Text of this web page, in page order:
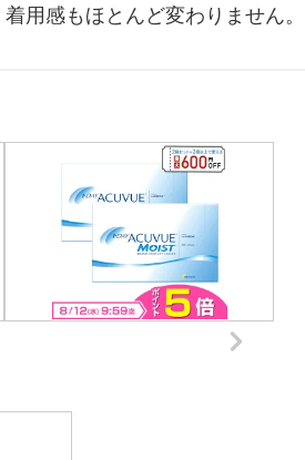
用感もほとんど変わりません。